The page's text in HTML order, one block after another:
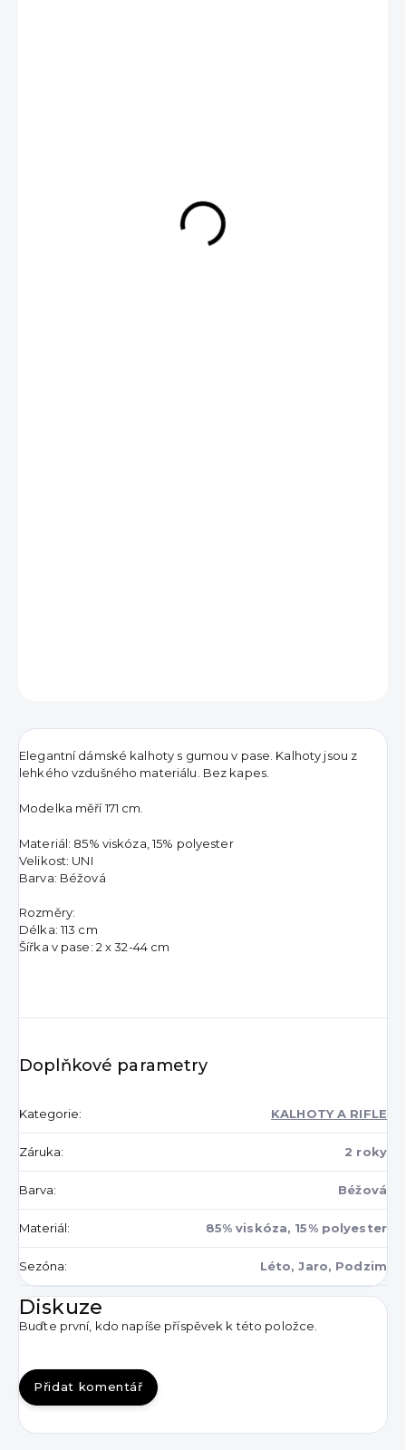
Elegantní dámské kalhoty s gumou v pase. Kalhoty jsou z
lehkého vzdušného materiálu. Bez kapes.
Modelka měří 171 cm.
Materiál: 85% viskóza, 15% polyester
Velikost: UNI
Barva: Béžová
Rozměry:
Délka: 113 cm
Šířka v pase: 2 x 32-44 cm
Doplňkové parametry
Kategorie: KALHOTY A RIFLE
Záruka: 2 roky
Barva: Béžová
Materiál: 85% viskóza, 15% polyester
Sezóna: Léto, Jaro, Podzim
Diskuze
Buďte první, kdo napíše příspěvek k této položce.
Přidat komentář